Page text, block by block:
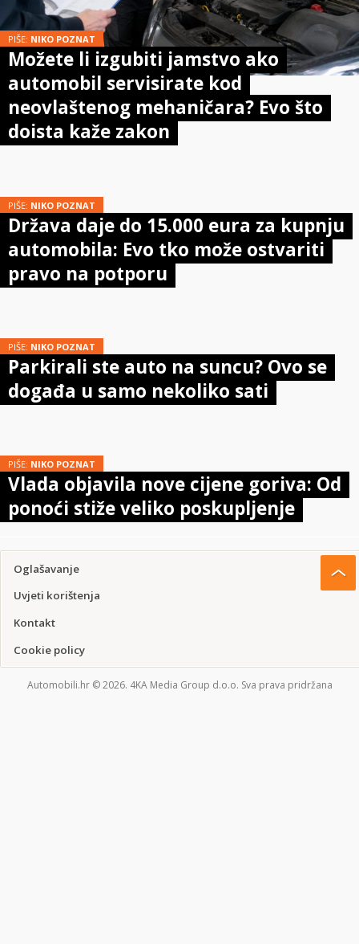
PIŠE: NIKO POZNAT
Možete li izgubiti jamstvo ako
automobil servisirate kod
neovlaštenog mehaničara? Evo što
doista kaže zakon
PIŠE: NIKO POZNAT
Država daje do 15.000 eura za kupnju
automobila: Evo tko može ostvariti
pravo na potporu
PIŠE: NIKO POZNAT
Parkirali ste auto na suncu? Ovo se
događa u samo nekoliko sati
PIŠE: NIKO POZNAT
Vlada objavila nove cijene goriva: Od
ponoći stiže veliko poskupljenje
Oglašavanje
Uvjeti korištenja
Kontakt
Cookie policy
Automobili.hr © 2026. 4KA Media Group d.o.o. Sva prava pridržana